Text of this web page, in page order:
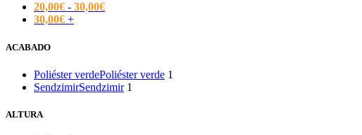
20,00€ - 30,00€
30,00€ +
ACABADO
Poliéster verdePoliéster verde 1
SendzimirSendzimir 1
ALTURA